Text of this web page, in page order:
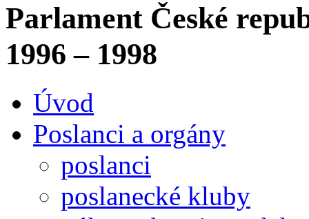
Parlament České
1996 – 1998
Úvod
Poslanci a orgány
poslanci
poslanecké kluby